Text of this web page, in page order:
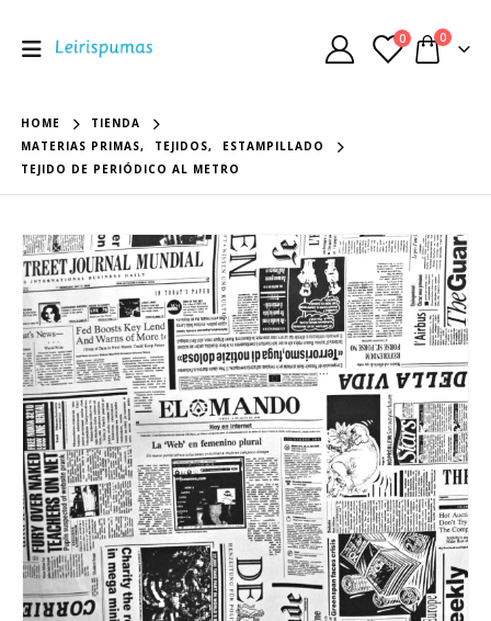
0 0
HOME
TIENDA
MATERIAS PRIMAS, TEJIDOS,
ESTAMPILLADO
TEJIDO DE PERIÓDICO AL METRO